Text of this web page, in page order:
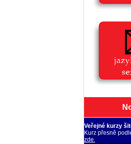
Veřejné kurzy
Kurz přesně
zde.